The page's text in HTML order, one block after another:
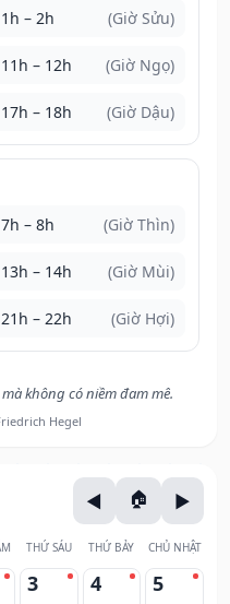
1h – 2h (Giờ Sửu)
11h – 12h (Giờ Ngọ)
17h – 18h (Giờ Dậu)
7h – 8h (Giờ Thìn)
13h – 14h (Giờ Mùi)
21h – 22h (Giờ Hợi)
không có niềm đam mê.
Hegel
THỨ SÁU THỨ BẢY CHỦ NHẬT
3 4 5